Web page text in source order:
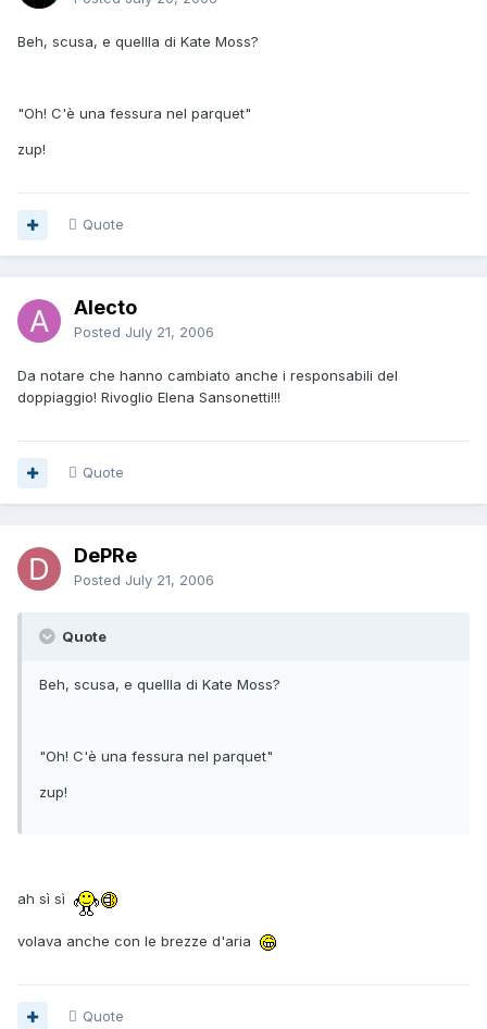
Beh, scusa, e quellla di Kate Moss?
"Oh! C'è una fessura nel parquet"
zup!
Quote
Alecto
Posted July 21, 2006
Da notare che hanno cambiato anche i responsabili del
doppiaggio! Rivoglio Elena Sansonetti!!!
Quote
DePRe
Posted July 21, 2006
Quote
Beh, scusa, e quellla di Kate Moss?
"Oh! C'è una fessura nel parquet"
zup!
ah sì sì
volava anche con le brezze d'aria
Quote